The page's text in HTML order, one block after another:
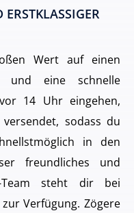
Wert auf einen
und eine schnelle
14 Uhr eingehen,
sodass du
in den
freundliches und
Team steht dir bei
Verfügung. Zögere